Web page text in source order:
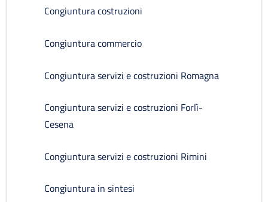
Congiuntura costruzioni
Congiuntura commercio
Congiuntura servizi e costruzioni Romagna
Congiuntura servizi e costruzioni Forlì-
Cesena
Congiuntura servizi e costruzioni Rimini
Congiuntura in sintesi